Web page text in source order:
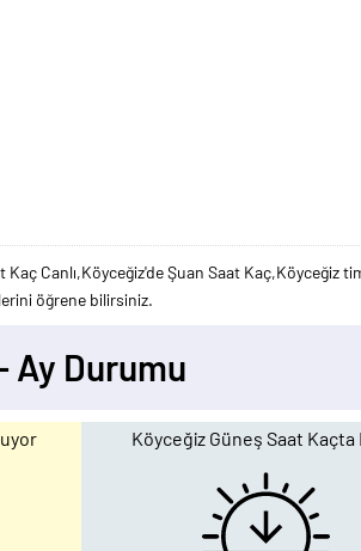
Kaç Canlı,Köyceğiz'de Şuan Saat Kaç,Köyceğiz
öğrene bilirsiniz.
Ay Durumu
Köyceğiz Güneş Saat Kaçta